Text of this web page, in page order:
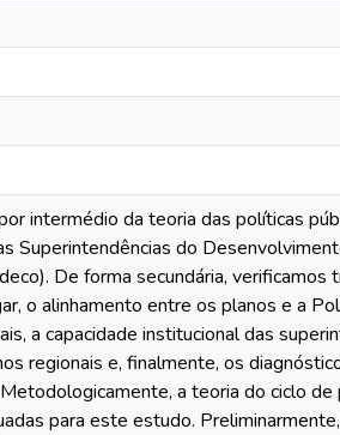
intermédio da teoria das políticas
Superintendências do
De forma secundária, verificamos
o alinhamento entre os planos e a
a capacidade institucional das
regionais e, finalmente, os
a teoria do ciclo de
para este estudo.